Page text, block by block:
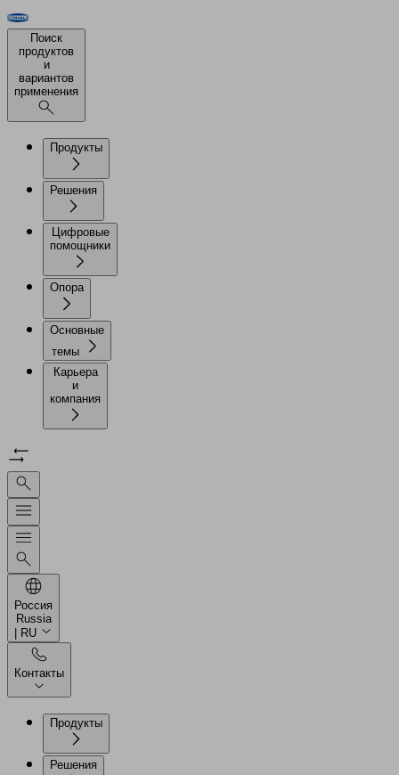
Поиск
продуктов
и
вариантов
применения
Продукты
Решения
Цифровые
помощники
Опора
Основные
темы
Карьера
и
компания
Россия
Russia
| RU
Контакты
Продукты
Решения